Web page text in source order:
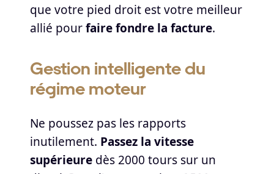
que votre pied droit est votre meilleur
allié pourfaire fondre la facture.
Gestion intelligente du
régime moteur
Ne poussez pas les rapports
inutilement. Passez la vitesse
supérieuredès 2000 tours sur un